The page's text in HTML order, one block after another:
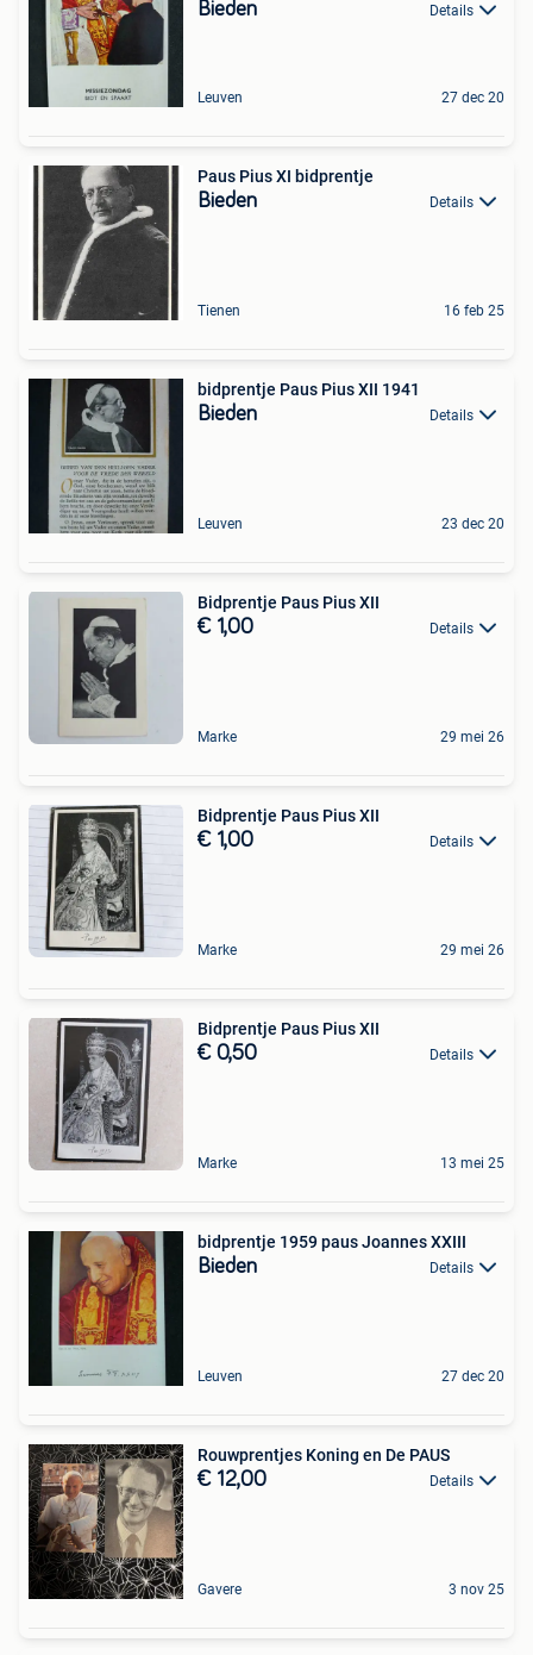
Bieden Details
Leuven 27 dec 20
Paus Pius XI bidprentje
Bieden Details
Tienen 16 feb 25
bidprentje Paus Pius XII 1941
Bieden Details
Leuven 23 dec 20
Bidprentje Paus Pius XII
€ 1,00 Details
Marke 29 mei 26
Bidprentje Paus Pius XII
€ 1,00 Details
Marke 29 mei 26
Bidprentje Paus Pius XII
€ 0,50 Details
Marke 13 mei 25
bidprentje 1959 paus Joannes XXIII
Bieden Details
Leuven 27 dec 20
Rouwprentjes Koning en De PAUS
€ 12,00 Details
Gavere 3 nov 25